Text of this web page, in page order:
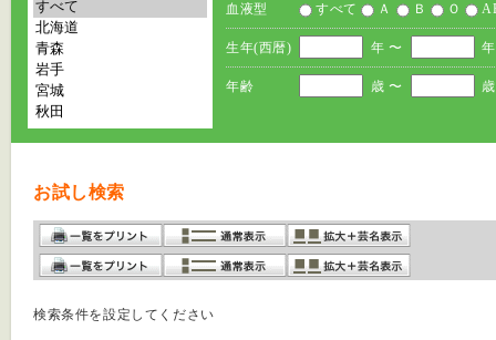
血液型 すべて Ａ Ｂ Ｏ
生年(西暦) 年 〜
年齢 歳 〜 歳
お試し検索
検索条件を設定してください